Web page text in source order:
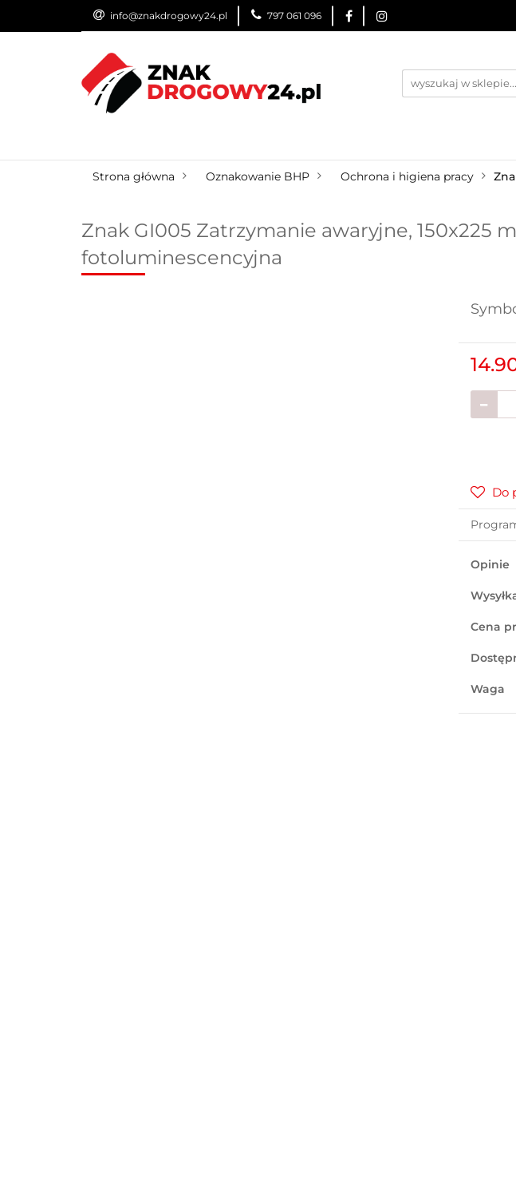
info@znakdrogowy24.pl 797 061 096
ZNAKI DROGOWE URZĄDZENIA BRD
Strona główna Oznakowanie BHP Ochrona i higiena pracy
Znak GI005 Zatrzymanie awaryjne, 150x225
fotoluminescencyjna
Do
Opinie
Cena
Waga